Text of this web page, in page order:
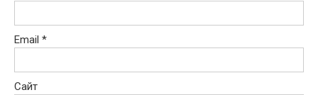
Email *
Сайт